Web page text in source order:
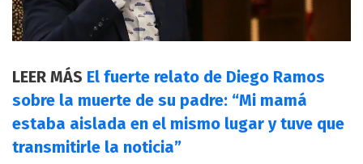
LEER MÁS El fuerte relato de Diego Ramos
sobre la muerte de su padre: “Mi mamá
estaba aislada en el mismo lugar y tuve que
transmitirle la noticia”